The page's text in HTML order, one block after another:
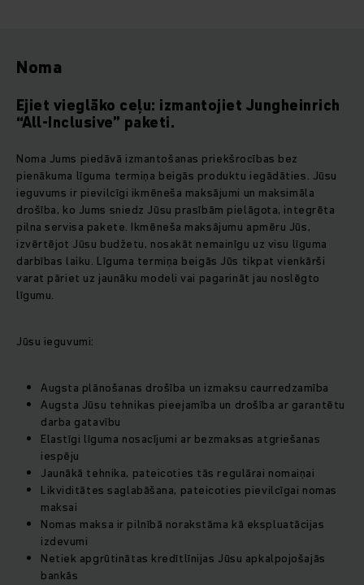
Noma
Ejiet vieglāko ceļu: izmantojiet Jungheinrich
“All-Inclusive” paketi.
Noma Jums piedāvā izmantošanas priekšrocības bez
pienākuma līguma termiņa beigās produktu iegādāties. Jūsu
ieguvums ir pievilcīgi ikmēneša maksājumi un maksimāla
drošība, ko Jums sniedz Jūsu prasībām pielāgota, integrēta
pilna servisa pakete. Ikmēneša maksājumu apmēru Jūs,
izvērtējot Jūsu budžetu, nosakāt nemainīgu uz visu līguma
darbības laiku. Līguma termiņa beigās Jūs tikpat vienkārši
varat pāriet uz jaunāku modeli vai pagarināt jau noslēgto
līgumu.
Jūsu ieguvumi:
Augsta plānošanas drošība un izmaksu caurredzamība
Augsta Jūsu tehnikas pieejamība un drošība ar garantētu
darba gatavību
Elastīgi līguma nosacījumi ar bezmaksas atgriešanas
iespēju
Jaunākā tehnika, pateicoties tās regulārai nomaiņai
Likviditātes saglabāšana, pateicoties pievilcīgai nomas
maksai
Nomas maksa ir pilnībā norakstāma kā ekspluatācijas
izdevumi
Netiek apgrūtinātas kredītlīnijas Jūsu apkalpojošajās
bankās